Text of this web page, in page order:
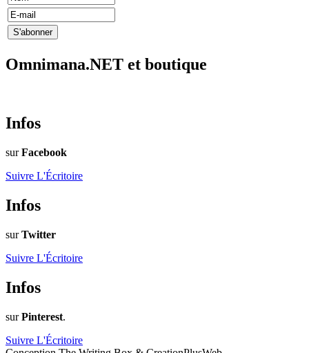
Omnimana.NET et boutique
Infos
surFacebook
Suivre L'Écritoire
Infos
surTwitter
Suivre L'Écritoire
Infos
surPinterest.
Suivre L'Écritoire